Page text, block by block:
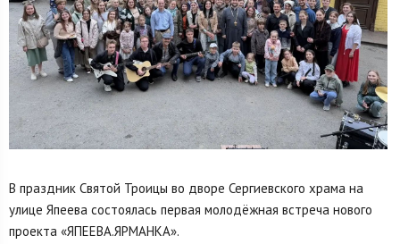
В праздник Святой Троицы во дворе Сергиевского храма на
улице Япеева состоялась первая молодёжная встреча нового
проекта «ЯПЕЕВА.ЯРМАНКА».